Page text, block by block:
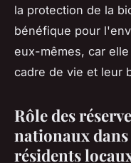
la protection de la
bénéfique pour
eux-mêmes, car
cadre de vie et leur
Rôle des
nationaux
résidents